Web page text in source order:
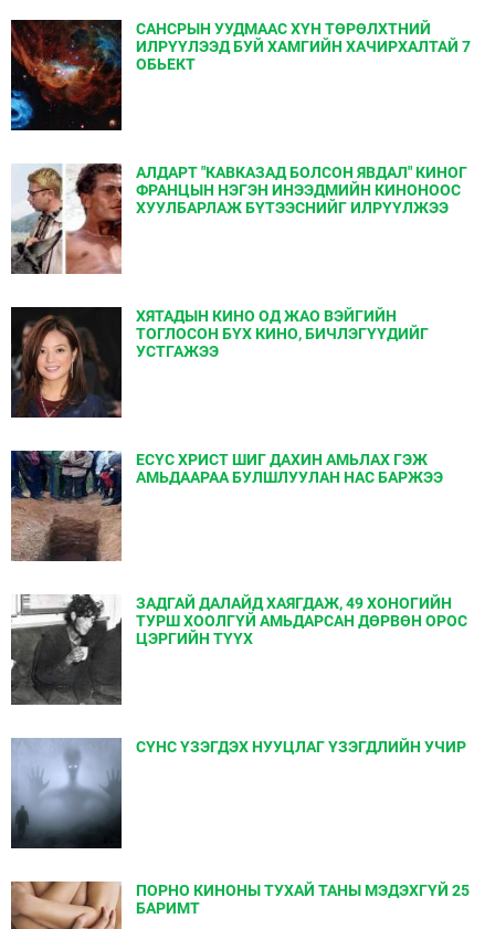
САНСРЫН УУДМААС ХҮН ТӨРӨЛХТНИЙ
ИЛРҮҮЛЭЭД БУЙ ХАМГИЙН ХАЧИРХАЛТАЙ 7
ОБЬЕКТ
АЛДАРТ "КАВКАЗАД БОЛСОН ЯВДАЛ" КИНОГ
ФРАНЦЫН НЭГЭН ИНЭЭДМИЙН КИНОНООС
ХУУЛБАРЛАЖ БҮТЭЭСНИЙГ ИЛРҮҮЛЖЭЭ
ХЯТАДЫН КИНО ОД ЖАО ВЭЙГИЙН
ТОГЛОСОН БҮХ КИНО, БИЧЛЭГҮҮДИЙГ
УСТГАЖЭЭ
ЕСҮС ХРИСТ ШИГ ДАХИН АМЬЛАХ ГЭЖ
АМЬДААРАА БУЛШЛУУЛАН НАС БАРЖЭЭ
ЗАДГАЙ ДАЛАЙД ХАЯГДАЖ, 49 ХОНОГИЙН
ТУРШ ХООЛГҮЙ АМЬДАРСАН ДӨРВӨН ОРОС
ЦЭРГИЙН ТҮҮХ
СҮНС ҮЗЭГДЭХ НУУЦЛАГ ҮЗЭГДЛИЙН УЧИР
ПОРНО КИНОНЫ ТУХАЙ ТАНЫ МЭДЭХГҮЙ 25
БАРИМТ